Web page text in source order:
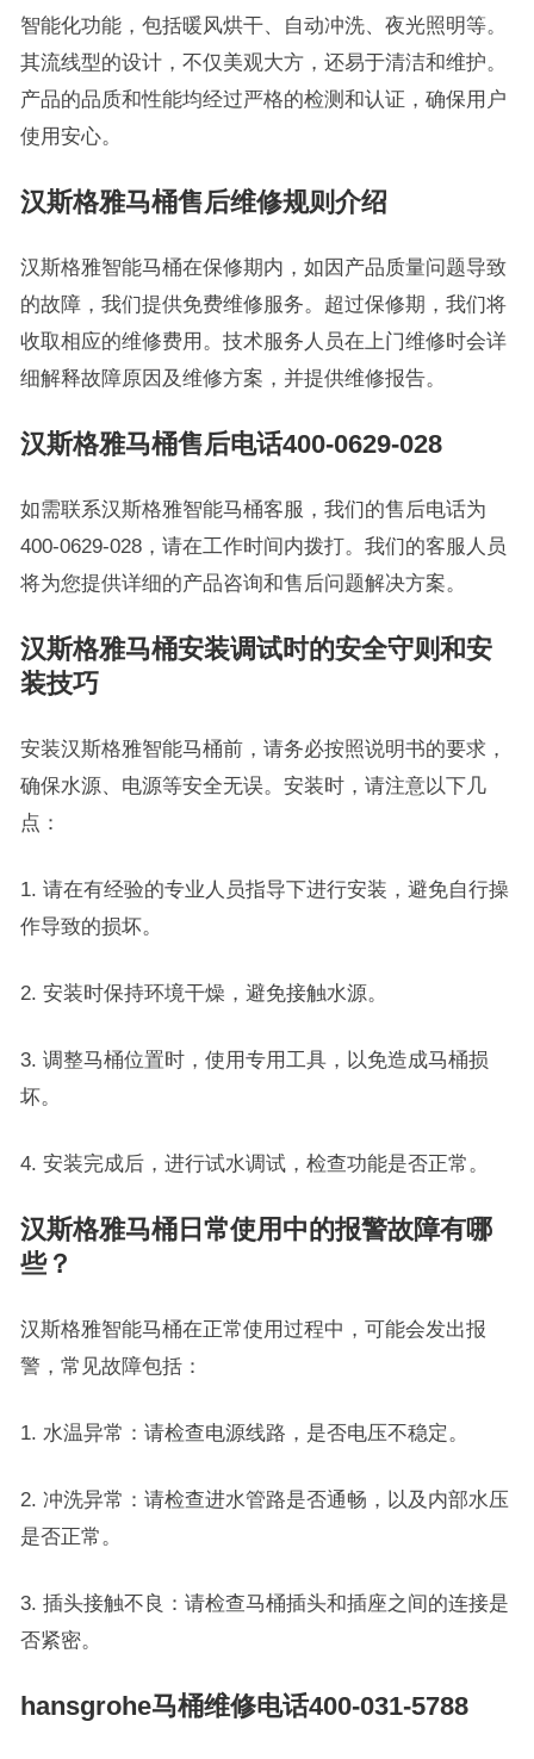
智能化功能，包括暖风烘干、自动冲洗、夜光照明等。
其流线型的设计，不仅美观大方，还易于清洁和维护。
产品的品质和性能均经过严格的检测和认证，确保用户
使用安心。
汉斯格雅马桶售后维修规则介绍
汉斯格雅智能马桶在保修期内，如因产品质量问题导致
的故障，我们提供免费维修服务。超过保修期，我们将
收取相应的维修费用。技术服务人员在上门维修时会详
细解释故障原因及维修方案，并提供维修报告。
汉斯格雅马桶售后电话400-0629-028
如需联系汉斯格雅智能马桶客服，我们的售后电话为
400-0629-028，请在工作时间内拨打。我们的客服人员
将为您提供详细的产品咨询和售后问题解决方案。
汉斯格雅马桶安装调试时的安全守则和安
装技巧
安装汉斯格雅智能马桶前，请务必按照说明书的要求，
确保水源、电源等安全无误。安装时，请注意以下几
点：
1. 请在有经验的专业人员指导下进行安装，避免自行操
作导致的损坏。
2. 安装时保持环境干燥，避免接触水源。
3. 调整马桶位置时，使用专用工具，以免造成马桶损
坏。
4. 安装完成后，进行试水调试，检查功能是否正常。
汉斯格雅马桶日常使用中的报警故障有哪
些？
汉斯格雅智能马桶在正常使用过程中，可能会发出报
警，常见故障包括：
1. 水温异常：请检查电源线路，是否电压不稳定。
2. 冲洗异常：请检查进水管路是否通畅，以及内部水压
是否正常。
3. 插头接触不良：请检查马桶插头和插座之间的连接是
否紧密。
hansgrohe马桶维修电话400-031-5788